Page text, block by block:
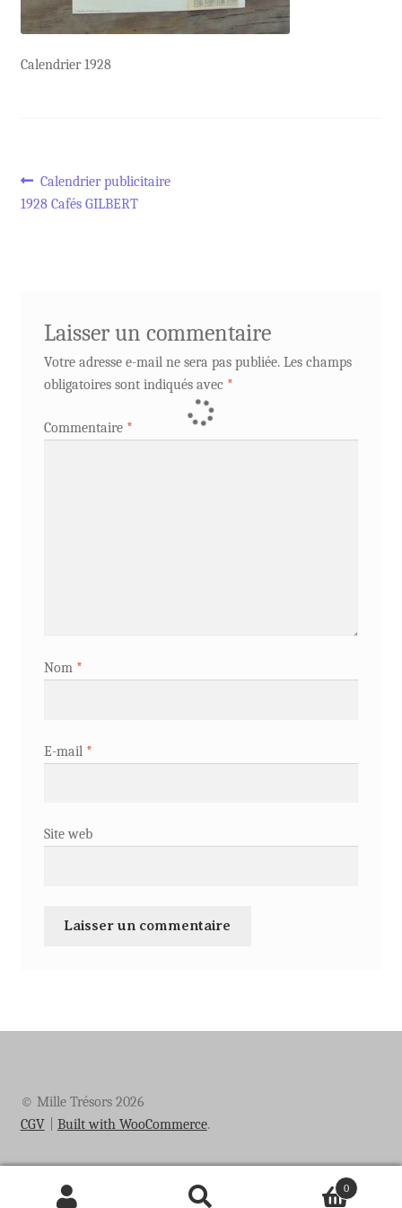
Calendrier 1928
Navigation
Article
précédent :
Calendrier publicitaire
1928 Cafés GILBERT
Laisser un commentaire
Votre adresse e-mail ne sera pas publiée. Les champs
obligatoires sont indiqués avec *
Commentaire *
Nom *
E-mail *
Site web
© Mille Trésors 2026
CGV
Built with WooCommerce.
0